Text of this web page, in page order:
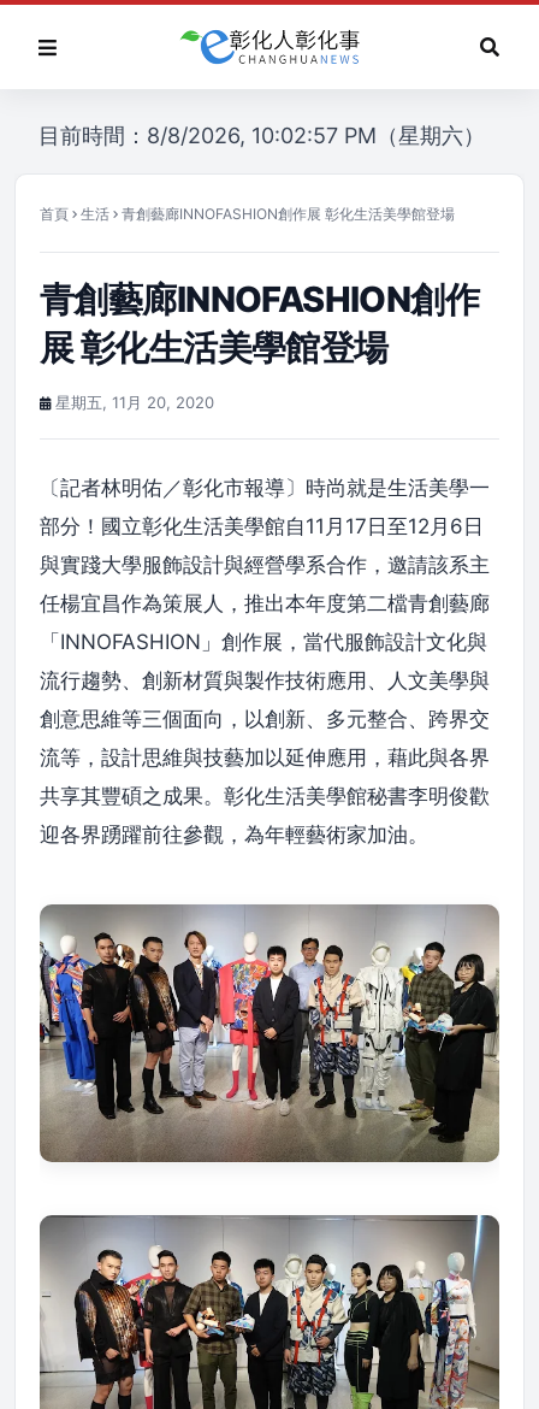
目前時間：8/8/2026, 10:02:57 PM（星期六）
首頁 生活 青創藝廊INNOFASHION創作展 彰化生活美學館登場
青創藝廊INNOFASHION創作
展 彰化生活美學館登場
星期五, 11月 20, 2020
〔記者林明佑／彰化市報導〕時尚就是生活美學一
部分！國立彰化生活美學館自11月17日至12月6日
與實踐大學服飾設計與經營學系合作，邀請該系主
任楊宜昌作為策展人，推出本年度第二檔青創藝廊
「INNOFASHION」創作展，當代服飾設計文化與
流行趨勢、創新材質與製作技術應用、人文美學與
創意思維等三個面向，以創新、多元整合、跨界交
流等，設計思維與技藝加以延伸應用，藉此與各界
共享其豐碩之成果。彰化生活美學館秘書李明俊歡
迎各界踴躍前往參觀，為年輕藝術家加油。